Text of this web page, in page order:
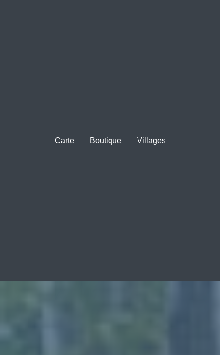
Carte Boutique Villages